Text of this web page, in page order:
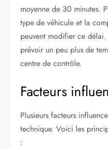
moyenne de 30 minutes.
type de véhicule et la
peuvent modifier ce
prévoir un peu plus de
centre de contrôle.
Facteurs
Plusieurs facteurs
technique. Voici les
: